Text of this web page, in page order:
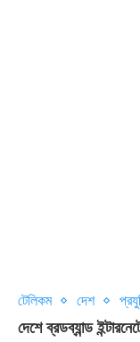
টেলিকম দেশ
দেশে ব্রডব্যান্ড